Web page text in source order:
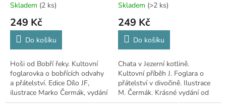
Skladem (2 ks)
249 Kč
Do košíku
Hoši od Bobří řeky. Kultovní
foglarovka o bobřících odvahy
a přátelství. Edice Dílo JF,
ilustrace Marko Čermák, vydání
Albatros
Skladem (>2 ks)
249 Kč
Do košíku
Chata v Jezerní kotlině.
Kultovní příběh J. Foglara o
přátelství v divočině. Ilustrace
M. Čermák. Krásné vydání od
Albatrosu.